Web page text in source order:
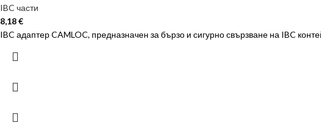
IBC части
8,18€
IBC адаптер CAMLOC, предназначен за бързо и сигурно свързване на IBC